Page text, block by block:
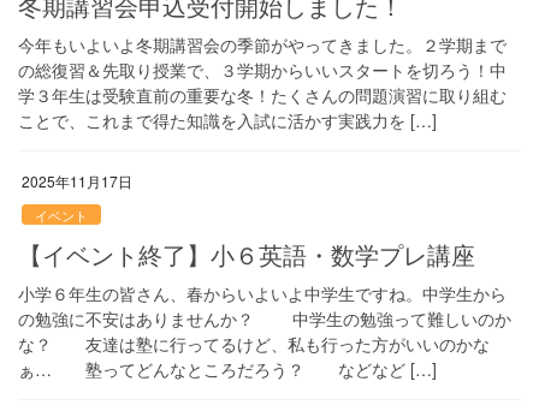
今年もいよいよ冬期講習会の季節がやってきました。２学期まで
の総復習＆先取り授業で、３学期からいいスタートを切ろう！中
学３年生は受験直前の重要な冬！たくさんの問題演習に取り組む
ことで、これまで得た知識を入試に活かす実践力を […]
2025年11月17日
イベント
【イベント終了】小６英語・数学プレ講座
小学６年生の皆さん、春からいよいよ中学生ですね。中学生から
の勉強に不安はありませんか？ 中学生の勉強って難しいのか
な？ 友達は塾に行ってるけど、私も行った方がいいのかな
ぁ… 塾ってどんなところだろう？ などなど […]